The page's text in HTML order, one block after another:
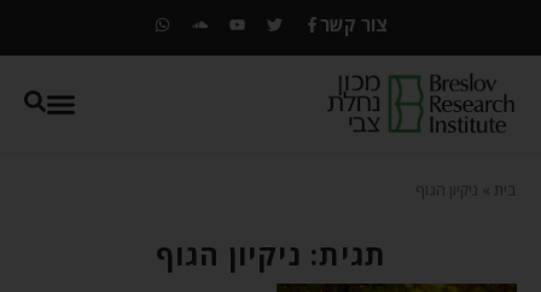
צור קשר
בית ניקיון הגוף
תגית: ניקיון הגוף